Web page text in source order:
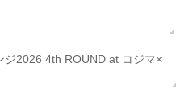
ジ2026 4th ROUND at コジマ×